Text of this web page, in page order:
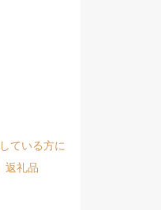
ている方に
返礼品